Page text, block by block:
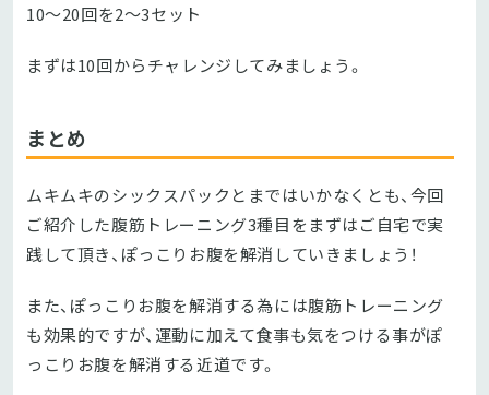
10～20回を2～3セット
まずは10回からチャレンジしてみましょう。
まとめ
ムキムキのシックスパックとまではいかなくとも、今回
ご紹介した腹筋トレーニング3種目をまずはご自宅で実
践して頂き、ぽっこりお腹を解消していきましょう！
また、ぽっこりお腹を解消する為には腹筋トレーニング
も効果的ですが、運動に加えて食事も気をつける事がぽ
っこりお腹を解消する近道です。